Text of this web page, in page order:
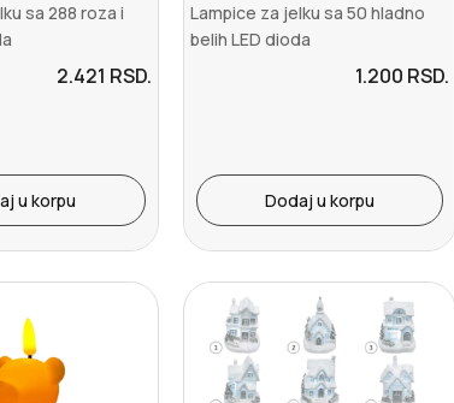
sa 288 roza i
2.421 RSD.
u korpu
Lampice za jelku sa 50 hladno
belih LED dioda
1.200 RSD.
Dodaj u korpu